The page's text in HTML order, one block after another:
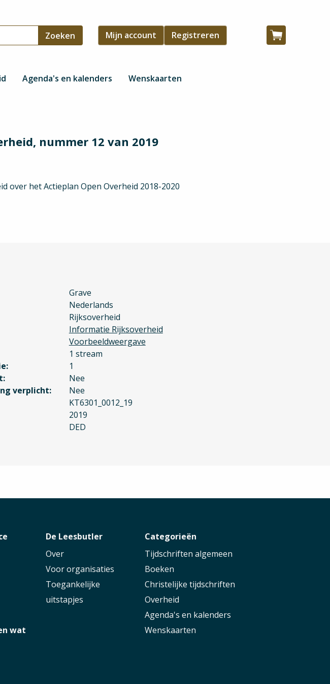
Agenda's en kalenders Wenskaarten
Gebruikersmenu
Mijn account Registreren
Winkelwagen
nummer 12 van 2019
over het Actieplan Open Overheid 2018-2020
Grave
Nederlands
Rijksoverheid
Informatie Rijksoverheid
Voorbeeldweergave
1 stream
1
Nee
verplicht
Nee
KT6301_0012_19
2019
DED
wat
De Leesbutler
Over
Voor organisaties
Toegankelijke
uitstapjes
Categorieën
Tijdschriften algemeen
Boeken
Christelijke tijdschriften
Overheid
Agenda's en kalenders
Wenskaarten